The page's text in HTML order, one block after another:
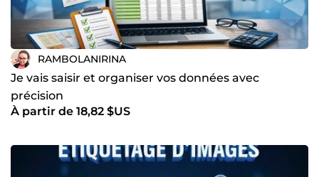
RAMBOLANIRINA
Je vais saisir et organiser vos données avec
précision
À partir de 18,82 $US